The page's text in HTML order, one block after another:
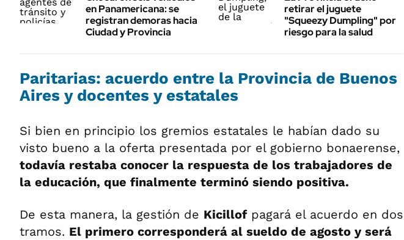
en Panamericana: se
registran demoras hacia
Ciudad y Provincia
retirar el juguete
"Squeezy Dumpling" por
riesgo para la salud
Paritarias: acuerdo entre la Provincia de Buenos
Aires y docentes y estatales
Si bien en principio los gremios estatales le habían dado su
visto bueno a la oferta presentada por el gobierno bonaerense,
todavía restaba conocer la respuesta de los trabajadores de
la educación, que finalmente terminó siendo positiva.
De esta manera, la gestión de Kicillofpagará el acuerdo en dos
tramos. El primero corresponderá al sueldo de agosto y será